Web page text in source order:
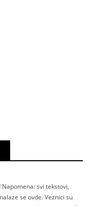
svi tekstovi,
se ovde. Veznici su